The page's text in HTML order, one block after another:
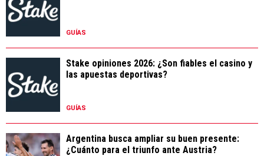
GUÍAS
Stake opiniones 2026: ¿Son fiables el casino y
las apuestas deportivas?
GUÍAS
Argentina busca ampliar su buen presente:
¿Cuánto para el triunfo ante Austria?